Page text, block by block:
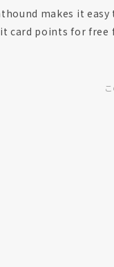
makes it easy
card points for free